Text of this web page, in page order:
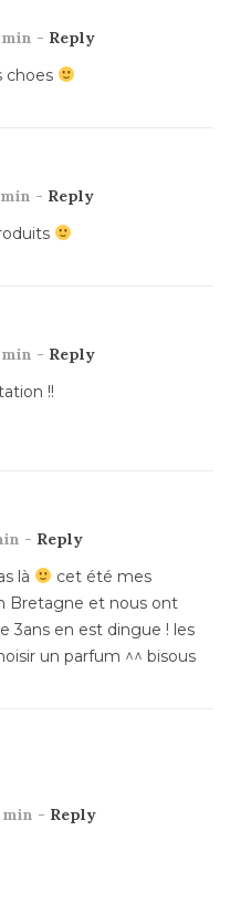
min - Reply
choes
- Reply
min - Reply
!!
- Reply
là
cet été mes
Bretagne et nous ont
3ans en est dingue ! les
un parfum ^^ bisous
- Reply